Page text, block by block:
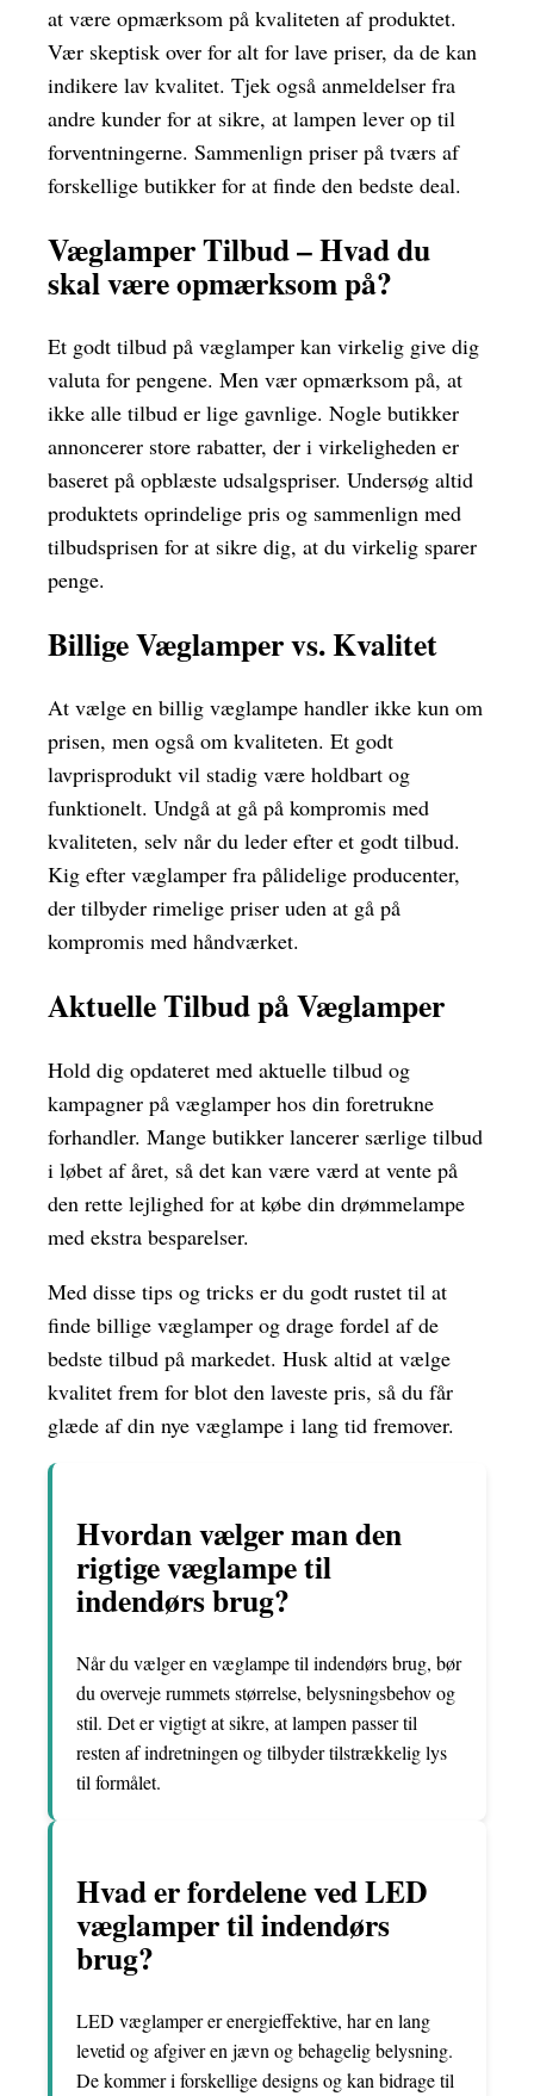
at være opmærksom på kvaliteten af produktet.
Vær skeptisk over for alt for lave priser, da de kan
indikere lav kvalitet. Tjek også anmeldelser fra
andre kunder for at sikre, at lampen lever op til
forventningerne. Sammenlign priser på tværs af
forskellige butikker for at finde den bedste deal.
Væglamper Tilbud – Hvad du
skal være opmærksom på?
Et godt tilbud på væglamper kan virkelig give dig
valuta for pengene. Men vær opmærksom på, at
ikke alle tilbud er lige gavnlige. Nogle butikker
annoncerer store rabatter, der i virkeligheden er
baseret på opblæste udsalgspriser. Undersøg altid
produktets oprindelige pris og sammenlign med
tilbudsprisen for at sikre dig, at du virkelig sparer
penge.
Billige Væglamper vs. Kvalitet
At vælge en billig væglampe handler ikke kun om
prisen, men også om kvaliteten. Et godt
lavprisprodukt vil stadig være holdbart og
funktionelt. Undgå at gå på kompromis med
kvaliteten, selv når du leder efter et godt tilbud.
Kig efter væglamper fra pålidelige producenter,
der tilbyder rimelige priser uden at gå på
kompromis med håndværket.
Aktuelle Tilbud på Væglamper
Hold dig opdateret med aktuelle tilbud og
kampagner på væglamper hos din foretrukne
forhandler. Mange butikker lancerer særlige tilbud
i løbet af året, så det kan være værd at vente på
den rette lejlighed for at købe din drømmelampe
med ekstra besparelser.
Med disse tips og tricks er du godt rustet til at
finde billige væglamper og drage fordel af de
bedste tilbud på markedet. Husk altid at vælge
kvalitet frem for blot den laveste pris, så du får
glæde af din nye væglampe i lang tid fremover.
Hvordan vælger man den
rigtige væglampe til
indendørs brug?
Når du vælger en væglampe til indendørs brug, bør
du overveje rummets størrelse, belysningsbehov og
stil. Det er vigtigt at sikre, at lampen passer til
resten af indretningen og tilbyder tilstrækkelig lys
til formålet.
Hvad er fordelene ved LED
væglamper til indendørs
brug?
LED væglamper er energieffektive, har en lang
levetid og afgiver en jævn og behagelig belysning.
De kommer i forskellige designs og kan bidrage til